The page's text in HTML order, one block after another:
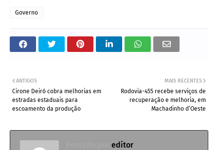
Governo
MAIS RECENTES
Rodovia-455 recebe serviços de
recuperação e melhoria, em
Machadinho d’Oeste
ANTIGOS
Cirone Deiró cobra melhorias em
estradas estaduais para
escoamento da produção
editor